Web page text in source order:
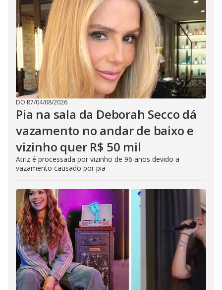
DO R7/04/08/2026
Pia na sala da Deborah Secco dá
vazamento no andar de baixo e
vizinho quer R$ 50 mil
Atriz é processada por vizinho de 96 anos devido a
vazamento causado por pia